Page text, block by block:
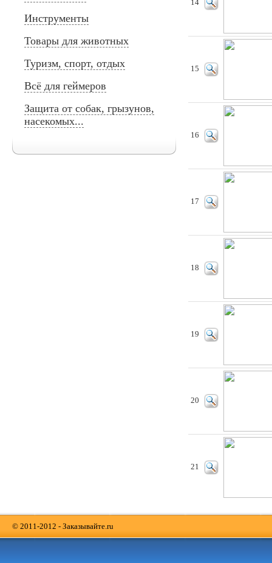
Инструменты
Товары для животных
Туризм, спорт, отдых
Всё для геймеров
Защита от собак, грызунов,
насекомых...
14
15
16
17
18
19
20
21
© 2011-2012 - Заказывайте.ru